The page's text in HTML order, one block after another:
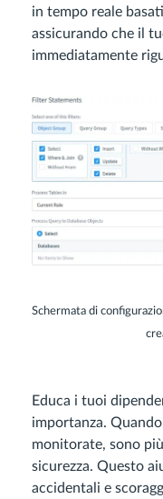
in tempo reale
assicurando che il
immediatamente
Schermata di
Educa i tuoi
importanza.
monitorate, sono
sicurezza. Questo
accidentali e